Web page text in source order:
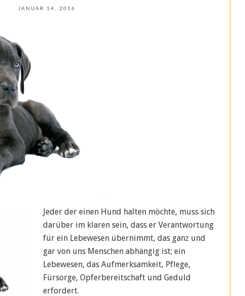
JANUAR 14, 2016
Jeder der einen Hund halten möchte, muss sich
darüber im klaren sein, dass er Verantwortung
für ein Lebewesen übernimmt, das ganz und
gar von uns Menschen abhängig ist; ein
Lebewesen, das Aufmerksamkeit, Pflege,
Fürsorge, Opferbereitschaft und Geduld
erfordert.